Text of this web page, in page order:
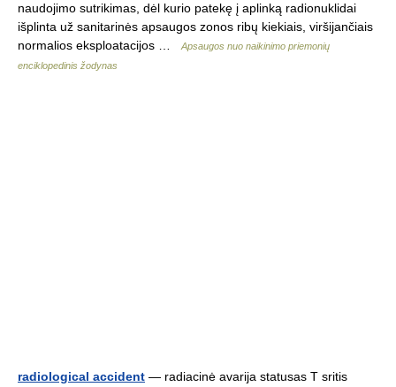
naudojimo sutrikimas, dėl kurio patekę į aplinką radionuklidai
išplinta už sanitarinės apsaugos zonos ribų kiekiais, viršijančiais
normalios eksploatacijos …
Apsaugos nuo naikinimo priemonių
enciklopedinis žodynas
radiological accident — radiacinė avarija statusas T sritis